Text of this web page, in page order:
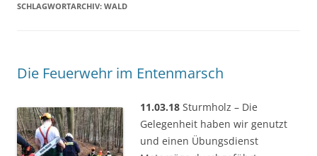
SCHLAGWORTARCHIV: WALD
Die Feuerwehr im Entenmarsch
11.03.18 Sturmholz – Die
Gelegenheit haben wir genutzt
und einen Übungsdienst